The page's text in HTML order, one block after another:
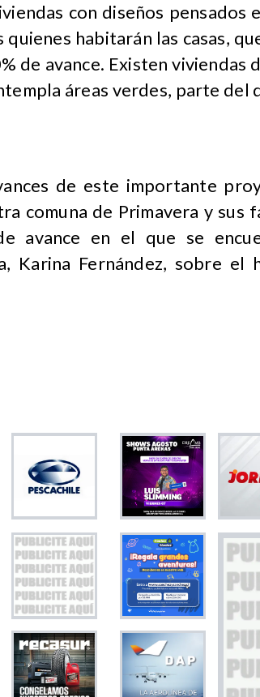
con diseños pensados
quienes habitarán las casas,
de avance. Existen viviendas
áreas verdes, parte del
de este importante
comuna de Primavera y sus
avance en el que se
Karina Fernández, sobre el